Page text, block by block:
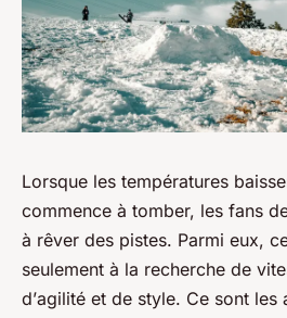
Lorsque les températures
commence à tomber, les fans
à rêver des pistes. Parmi eux,
seulement à la recherche de
d’agilité et de style. Ce sont les